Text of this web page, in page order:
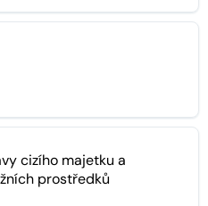
cizího majetku a
prostředků